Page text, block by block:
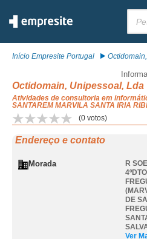
Início Empresite Portugal
Octidomain, Unipessoal, Lda
Atividades de consultoria em
SANTAREM MARVILA SANTA IRIA
(0 votos)
Endereço e contato
Morada
R
DE
Ver